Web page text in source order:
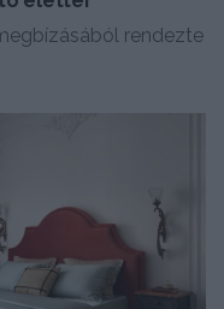
rendezte